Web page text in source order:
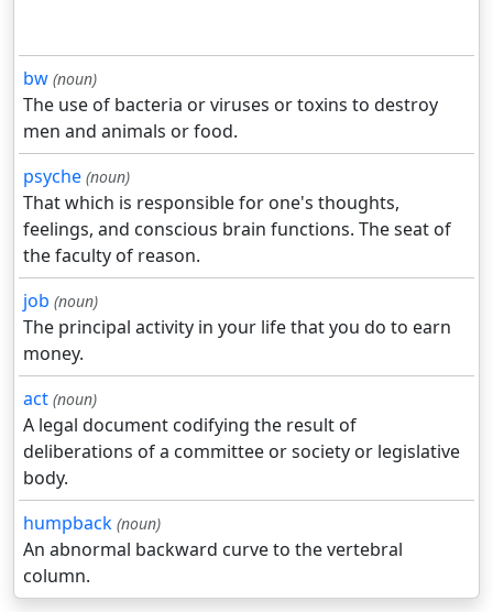
bw (noun)
The use of bacteria or viruses or toxins to destroy
men and animals or food.
psyche (noun)
That which is responsible for one's thoughts,
feelings, and conscious brain functions. The seat of
the faculty of reason.
job (noun)
The principal activity in your life that you do to earn
money.
act (noun)
A legal document codifying the result of
deliberations of a committee or society or legislative
body.
humpback (noun)
An abnormal backward curve to the vertebral
column.